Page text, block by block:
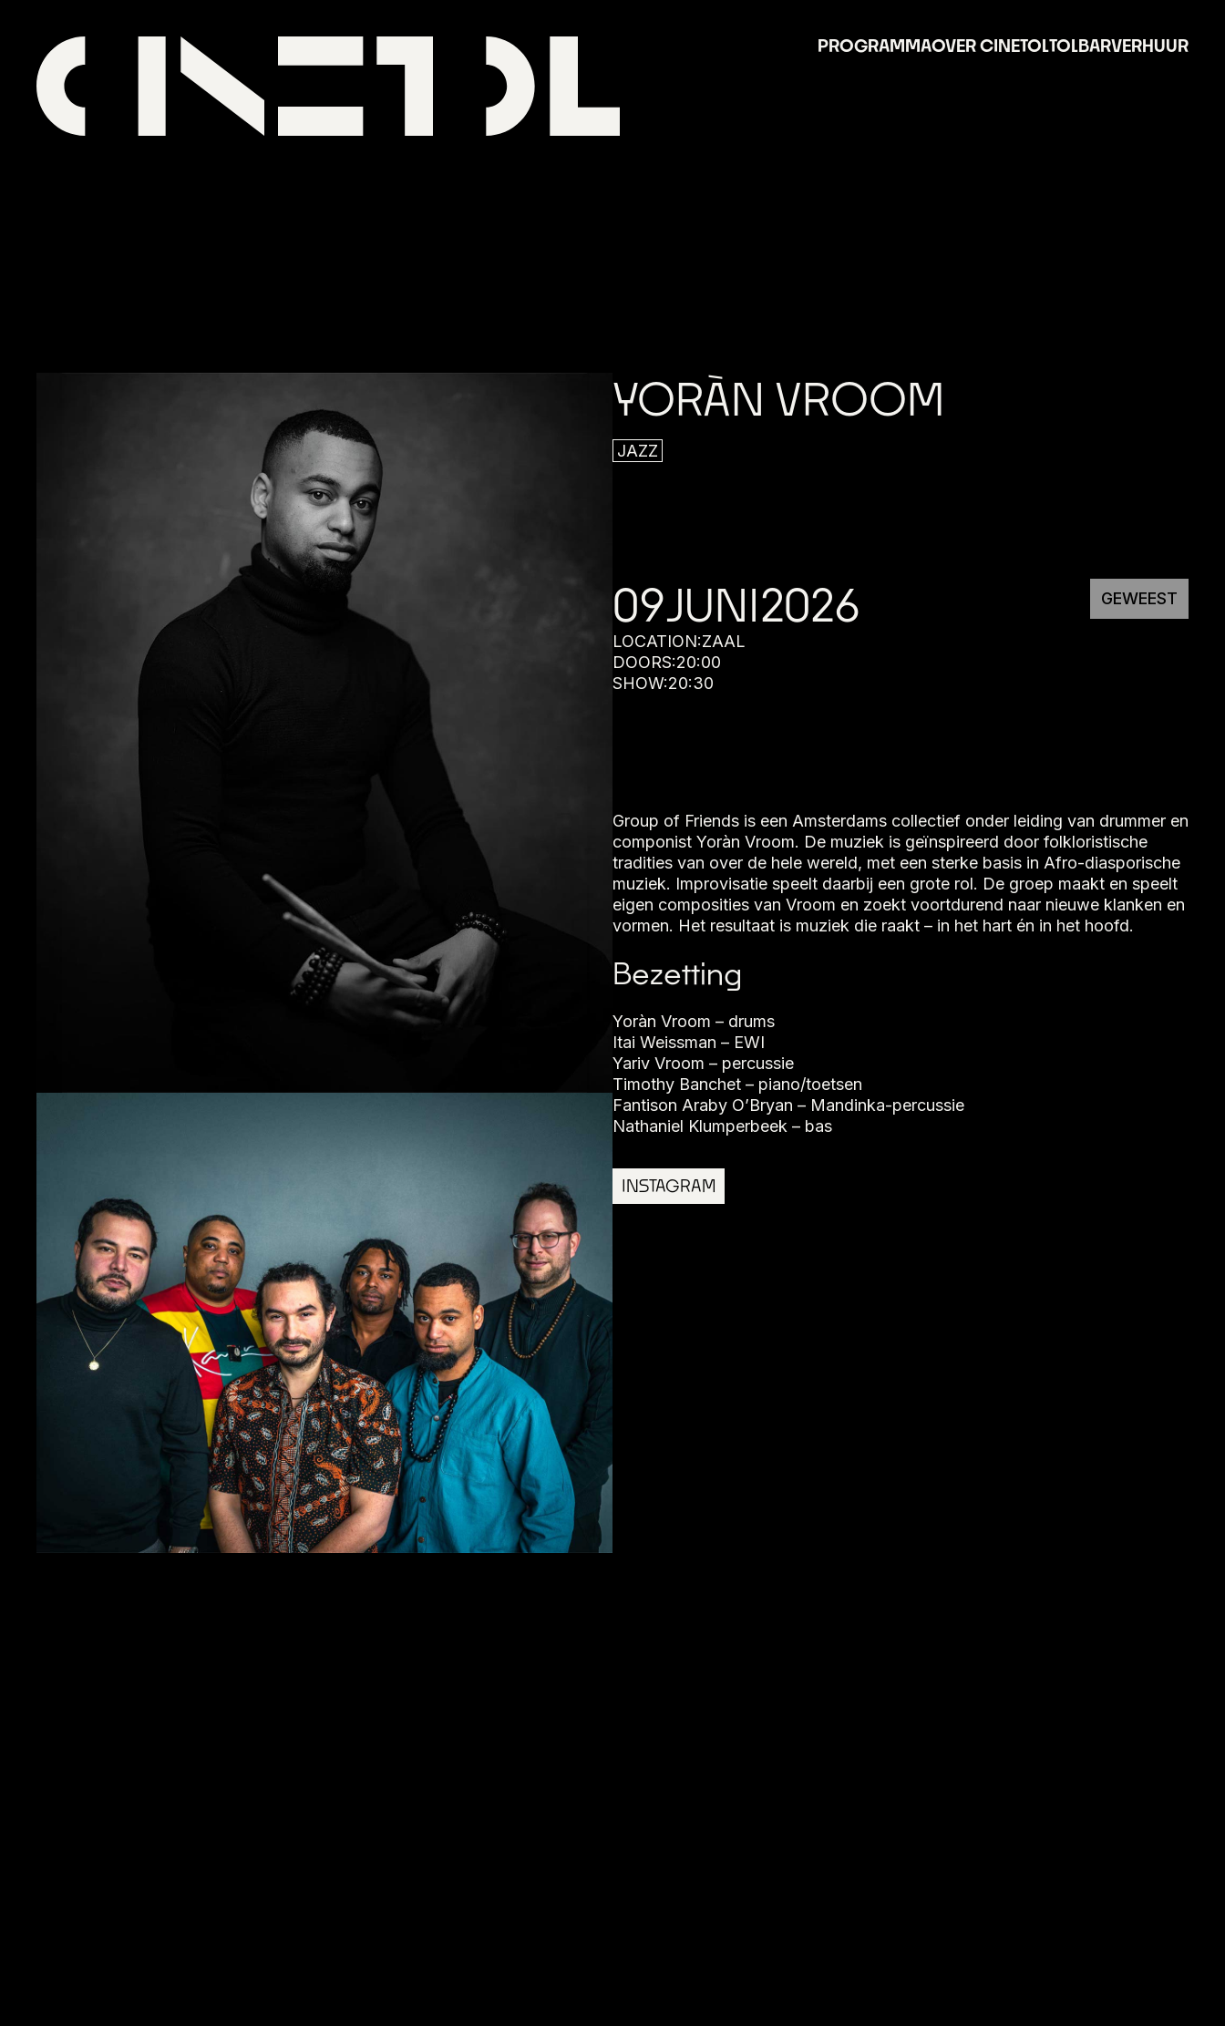
PROGRAMMAOVER CINETOLTOLBARVERHUUR
YORÀN VROOM
JAZZ
09JUNI2026
LOCATION:ZAAL
DOORS:20:00
SHOW:20:30
GEWEEST
Group of Friends is een Amsterdams collectief onder leiding van drummer en
componist Yoràn Vroom. De muziek is geïnspireerd door folkloristische
tradities van over de hele wereld, met een sterke basis in Afro-diasporische
muziek. Improvisatie speelt daarbij een grote rol. De groep maakt en speelt
eigen composities van Vroom en zoekt voortdurend naar nieuwe klanken en
vormen. Het resultaat is muziek die raakt – in het hart én in het hoofd.
Bezetting
Yoràn Vroom – drums
Itai Weissman – EWI
Yariv Vroom – percussie
Timothy Banchet – piano/toetsen
Fantison Araby O’Bryan – Mandinka-percussie
Nathaniel Klumperbeek – bas
INSTAGRAM